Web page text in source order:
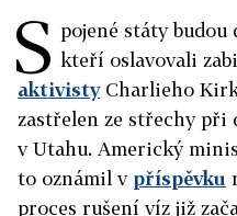
S pojené státy
kteří oslavovali
aktivistyCharlieho
zastřelen ze střechy při
v Utahu. Americký
to oznámil v příspěvku
proces rušení víz již